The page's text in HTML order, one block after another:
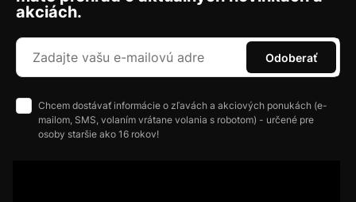
akciách.
Odoberať
Chcem dostávať informácie o zľavách a akciových ponukách (e-
mailom, SMS, volaním vrátane volania s robotom) - určené pre
osoby staršie ako 16 rokov!